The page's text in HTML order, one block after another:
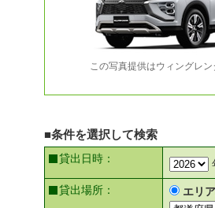
この写真提供はウィングレン
■条件を選択して検索
貸出日時：
貸出場所： エリ